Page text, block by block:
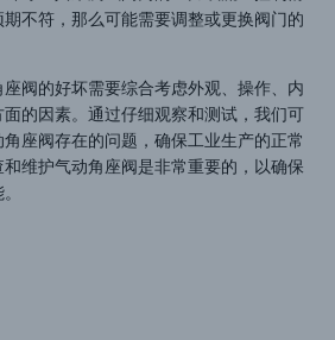
不符，那么可能需要调整或更换阀门的
阀的好坏需要综合考虑外观、操作、内
的因素。通过仔细观察和测试，我们可
座阀存在的问题，确保工业生产的正常
维护气动角座阀是非常重要的，以确保